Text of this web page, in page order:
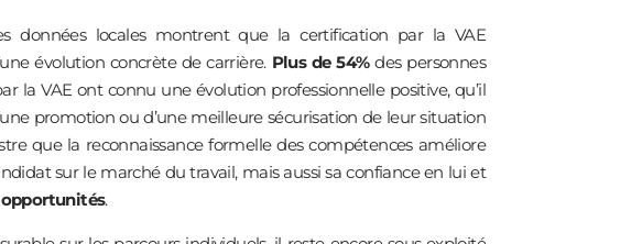
données locales montrent que la certification par la VAE
évolution concrète de carrière. Plus de 54%des personnes
la VAE ont connu une évolution professionnelle positive, qu’il
promotion ou d’une meilleure sécurisation de leur situation
que la reconnaissance formelle des compétences améliore
sur le marché du travail, mais aussi sa confiance en lui et
.